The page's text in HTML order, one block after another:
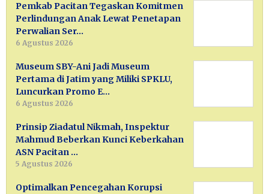
Pemkab Pacitan Tegaskan Komitmen
Perlindungan Anak Lewat Penetapan
Perwalian Ser…
6 Agustus 2026
Museum SBY-Ani Jadi Museum
Pertama di Jatim yang Miliki SPKLU,
Luncurkan Promo E…
6 Agustus 2026
Prinsip Ziadatul Nikmah, Inspektur
Mahmud Beberkan Kunci Keberkahan
ASN Pacitan …
5 Agustus 2026
Optimalkan Pencegahan Korupsi